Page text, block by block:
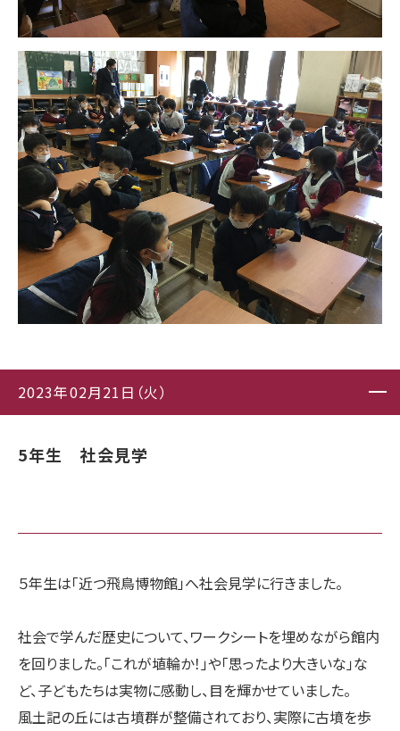
2023年02月21日（火）
5年生 社会見学
５年生は「近つ飛鳥博物館」へ社会見学に行きました。
社会で学んだ歴史について、ワークシートを埋めながら館内
を回りました。「これが埴輪か！」や「思ったより大きいな」な
ど、子どもたちは実物に感動し、目を輝かせていました。
風土記の丘には古墳群が整備されており、実際に古墳を歩